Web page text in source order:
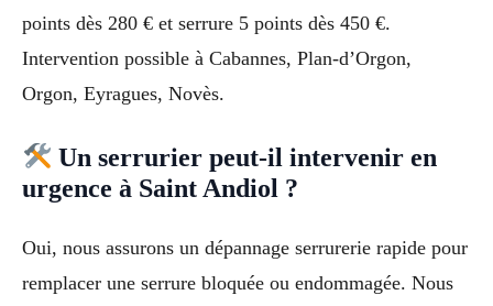
points dès 280 € et serrure 5 points dès 450 €.
Intervention possible à Cabannes, Plan-d’Orgon,
Orgon, Eyragues, Novès.
Un serrurier peut-il intervenir en
urgence à Saint Andiol ?
Oui, nous assurons un dépannage serrurerie rapide pour
remplacer une serrure bloquée ou endommagée. Nous